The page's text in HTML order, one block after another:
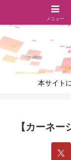
ドラマのシーンと
バレ
本サイト
【カーネー
メニュー